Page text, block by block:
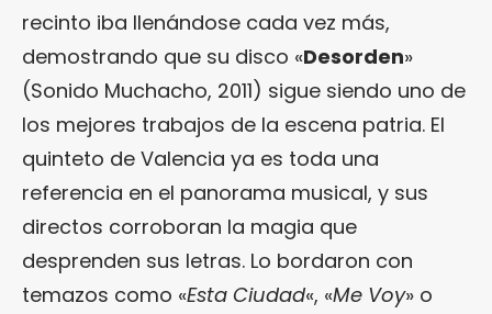
recinto iba llenándose cada vez más,
demostrando que su disco «Desorden»
(Sonido Muchacho, 2011) sigue siendo uno de
los mejores trabajos de la escena patria. El
quinteto de Valencia ya es toda una
referencia en el panorama musical, y sus
directos corroboran la magia que
desprenden sus letras. Lo bordaron con
temazos como «Esta Ciudad«, «Me Voy» o